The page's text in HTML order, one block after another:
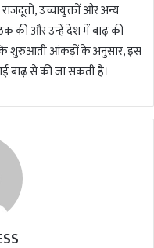
उच्चायुक्तों और अन्य
की और उन्हें देश में बाढ़ की
कि शुरुआती आंकड़ों के अनुसार, इस
बाढ़ से की जा सकती है।